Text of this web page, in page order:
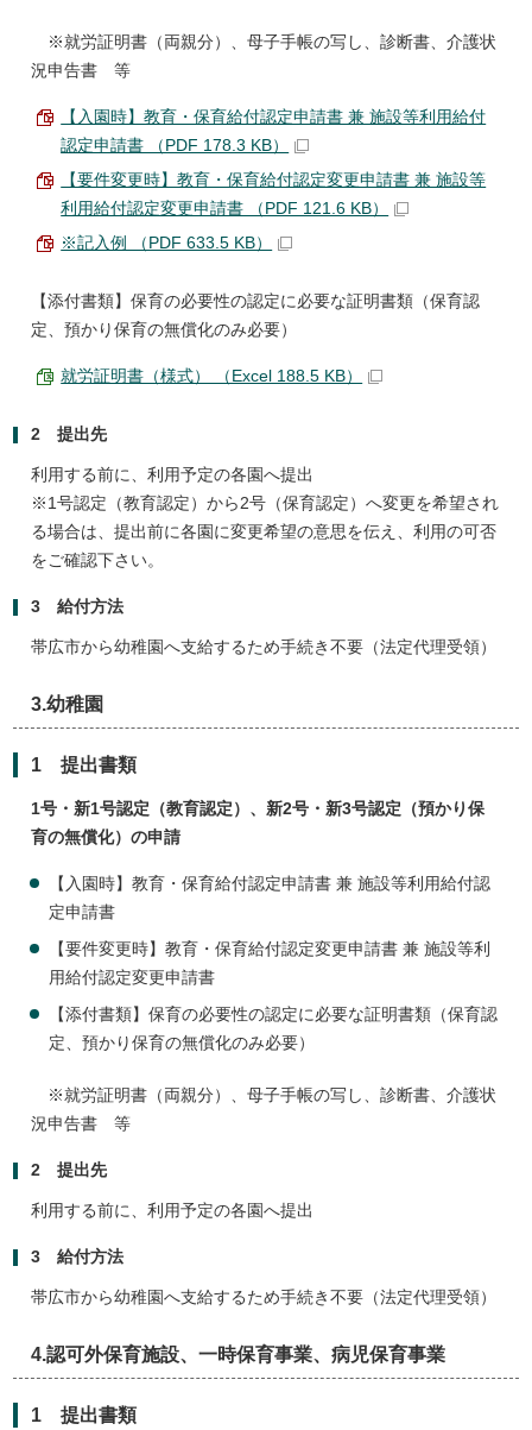
※就労証明書（両親分）、母子手帳の写し、診断書、介護状
況申告書 等
【入園時】教育・保育給付認定申請書 兼 施設等利用給付
認定申請書 （PDF 178.3 KB）
【要件変更時】教育・保育給付認定変更申請書 兼 施設等
利用給付認定変更申請書 （PDF 121.6 KB）
※記入例 （PDF 633.5 KB）
【添付書類】保育の必要性の認定に必要な証明書類（保育認
定、預かり保育の無償化のみ必要）
就労証明書（様式） （Excel 188.5 KB）
2 提出先
利用する前に、利用予定の各園へ提出
※1号認定（教育認定）から2号（保育認定）へ変更を希望され
る場合は、提出前に各園に変更希望の意思を伝え、利用の可否
をご確認下さい。
3 給付方法
帯広市から幼稚園へ支給するため手続き不要（法定代理受領）
3.幼稚園
1 提出書類
1号・新1号認定（教育認定）、新2号・新3号認定（預かり保
育の無償化）の申請
【入園時】教育・保育給付認定申請書 兼 施設等利用給付認
定申請書
【要件変更時】教育・保育給付認定変更申請書 兼 施設等利
用給付認定変更申請書
【添付書類】保育の必要性の認定に必要な証明書類（保育認
定、預かり保育の無償化のみ必要）
※就労証明書（両親分）、母子手帳の写し、診断書、介護状
況申告書 等
2 提出先
利用する前に、利用予定の各園へ提出
3 給付方法
帯広市から幼稚園へ支給するため手続き不要（法定代理受領）
4.認可外保育施設、一時保育事業、病児保育事業
1 提出書類